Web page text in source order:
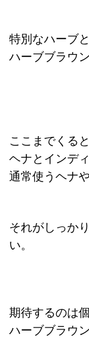
特別なハーブ
ハーブブラウ
ここまでくる
ヘナとインデ
通常使うヘナ
それがしっか
い。
期待するのは
ハーブブラウ